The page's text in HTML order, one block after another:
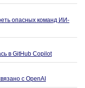
опасных команд ИИ-
в GitHub Copilot
с OpenAI